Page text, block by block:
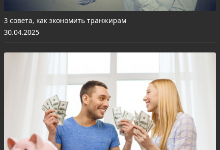
3 совета, как экономить транжирам
30.04.2025